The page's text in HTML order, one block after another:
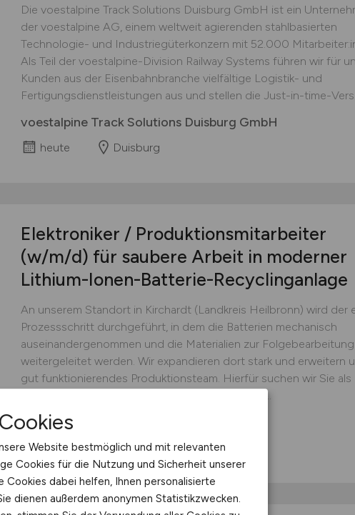
Die voestalpine Track Solutions Duisburg GmbH ist ein
der voestalpine AG, einem weltweit agierenden stahlbasierten
Technologie- und Industriegüterkonzern mit 52.000
Als Teil der voestalpine-Division Railway Systems führen wir für
Kunden aus der Eisenbahnbranche vielfältige Logistik- und
Fertigungsdienstleistungen aus und stellen die Just-in-time-
voestalpine Track Solutions Duisburg GmbH
heute Duisburg
Elektroniker / Produktionsmitarbeiter
(w/m/d) für saubere Arbeit in moderner
Lithium-Ionen-Batterie-Recyclinganlage
An unserem Standort in Kirchardt (Landkreis Heilbronn) wird der
Prozessschritt durchgeführt, in dem die Batterien mechanisch
auseinandergenommen und die Materialien zur Folgebearbeitung
weitergeleitet werden. Wir expandieren dort stark und erweitern
gut funktionierendes Produktionsteam. Hierfür suchen wir Sie als
engagierten und sicherheitsbewussten (w/m/d)...
Fortum Batterie Recycling GmbH
heute Kirchardt
Cookies
Website bestmöglich und mit relevanten
Cookies für die Nutzung und Sicherheit unserer
dabei helfen, Ihnen personalisierte
dienen außerdem anonymen Statistikzwecken.